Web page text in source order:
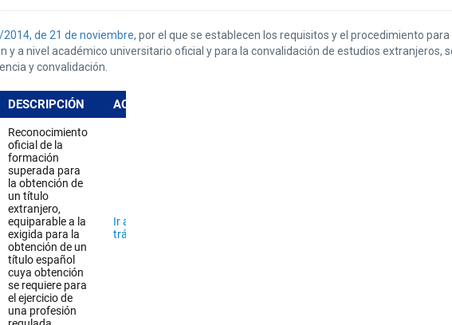
2014, de 21 de noviembre, por el que se establecen los requisitos y el procedimiento
y a nivel académico universitario oficial y para la convalidación de estudios extranjeros,
y convalidación.